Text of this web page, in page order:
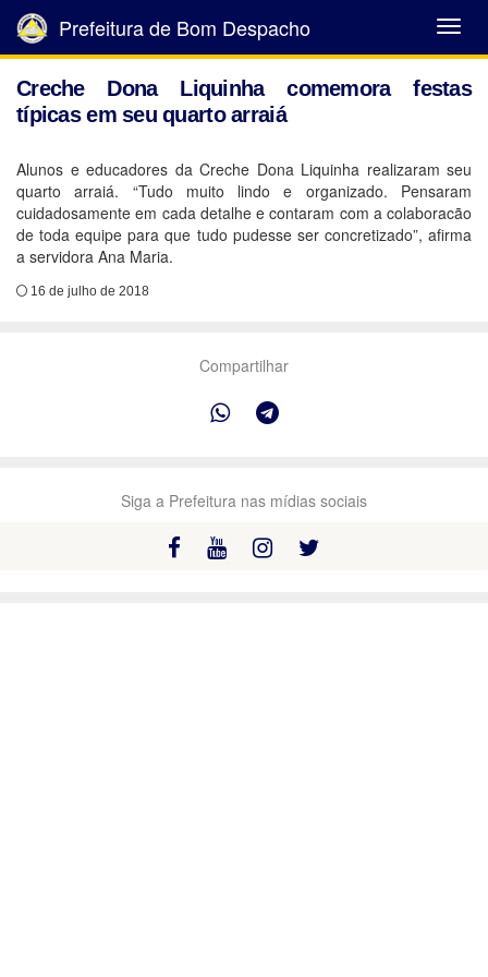
Abrir
Menu
Prefeitura de Bom Despacho
Creche Dona Liquinha comemora festas
típicas em seu quarto arraiá
Alunos e educadores da Creche Dona Liquinha realizaram seu
quarto arraiá. “Tudo muito lindo e organizado. Pensaram
cuidadosamente em cada detalhe e contaram com a colaboracão
de toda equipe para que tudo pudesse ser concretizado”, afirma
a servidora Ana Maria.
16 de julho de 2018
Compartilhar
Siga a Prefeitura nas mídias sociais